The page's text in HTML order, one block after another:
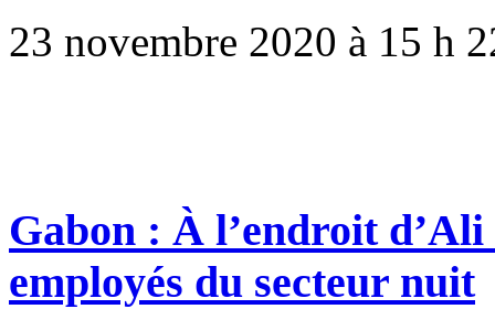
23 novembre 2020 à 15 h
Gabon : À l’endroit d’Ali
employés du secteur nuit